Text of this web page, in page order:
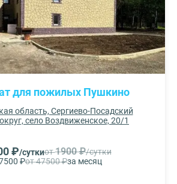
для пожилых Пушкино
область, Сергиево-Посадский
село Воздвиженское, 20/1
₽/суткиот1900 ₽/сутки
₽от 47500 ₽за месяц